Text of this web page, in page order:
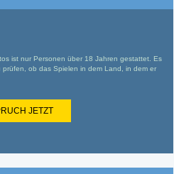
ist nur Personen über 18 Jahren gestattet. Es
ob das Spielen in dem Land, in dem er
JETZT